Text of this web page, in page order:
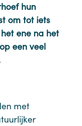
hun
om tot iets
ene na het
een veel
met